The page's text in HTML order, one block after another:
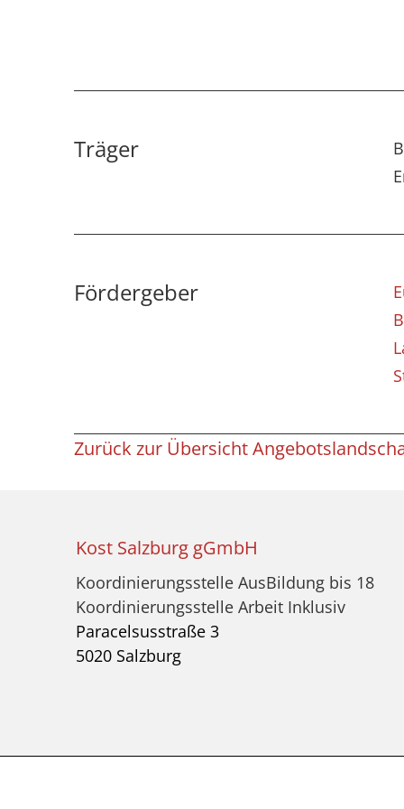
Träger
Fördergeber
Zurück zur Übersicht
Kost Salzburg gGmbH
Koordinierungsstelle AusBildung bis 18
Koordinierungsstelle Arbeit Inklusiv
Paracelsusstraße 3
5020 Salzburg